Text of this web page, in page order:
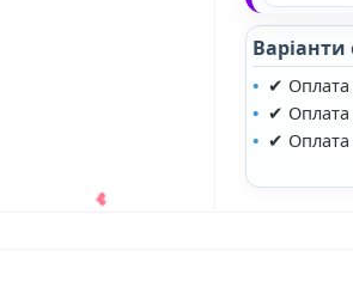
✔ Оплата
✔ Оплата
✔ Оплата